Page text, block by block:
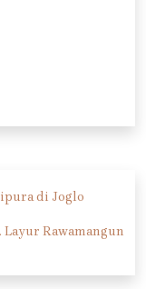
di Joglo
Rawamangun